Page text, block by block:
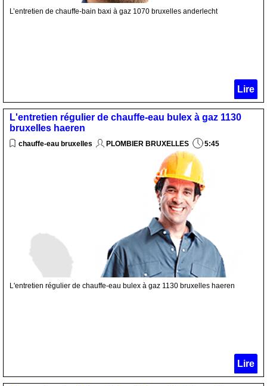
L’entretien de chauffe-bain baxi à gaz 1070 bruxelles anderlecht
Lire
L'entretien régulier de chauffe-eau bulex à gaz 1130
bruxelles haeren
chauffe-eau bruxelles PLOMBIER BRUXELLES 5:45
L'entretien régulier de chauffe-eau bulex à gaz 1130 bruxelles haeren
Lire